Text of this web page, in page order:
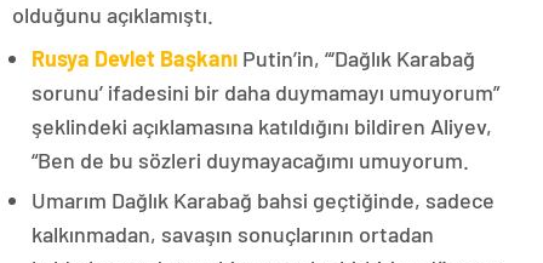
olduğunu açıklamıştı.
Rusya Devlet Başkanı Putin’in, “‘Dağlık Karabağ
sorunu’ ifadesini bir daha duymamayı umuyorum”
şeklindeki açıklamasına katıldığını bildiren Aliyev,
“Ben de bu sözleri duymayacağımı umuyorum.
Umarım Dağlık Karabağ bahsi geçtiğinde, sadece
kalkınmadan, savaşın sonuçlarının ortadan